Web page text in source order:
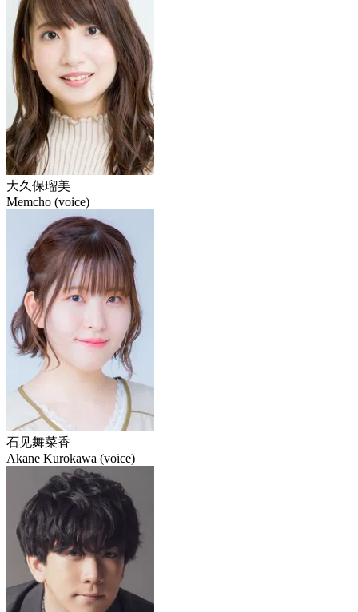
大久保瑠美
Memcho (voice)
石见舞菜香
Akane Kurokawa (voice)